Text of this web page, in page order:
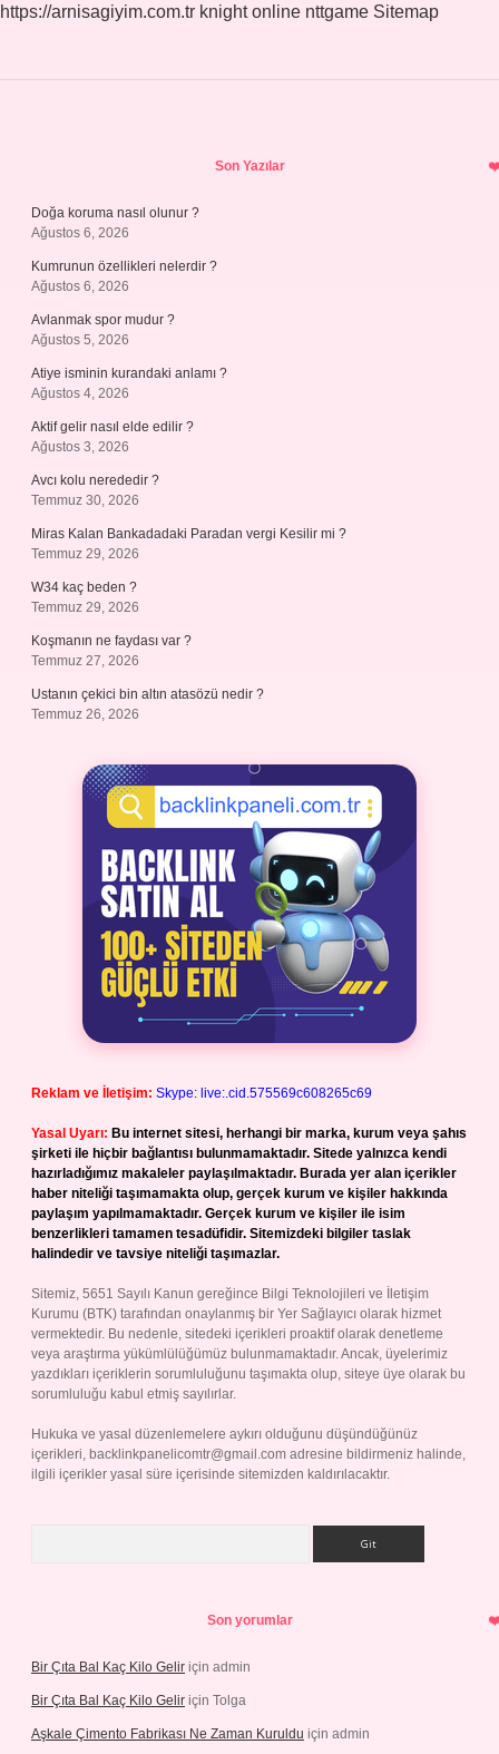
https://arnisagiyim.com.tr knight online nttgame Sitemap
Son Yazılar
Doğa koruma nasıl olunur ?
Ağustos 6, 2026
Kumrunun özellikleri nelerdir ?
Ağustos 6, 2026
Avlanmak spor mudur ?
Ağustos 5, 2026
Atiye isminin kurandaki anlamı ?
Ağustos 4, 2026
Aktif gelir nasıl elde edilir ?
Ağustos 3, 2026
Avcı kolu nerededir ?
Temmuz 30, 2026
Miras Kalan Bankadadaki Paradan vergi Kesilir mi ?
Temmuz 29, 2026
W34 kaç beden ?
Temmuz 29, 2026
Koşmanın ne faydası var ?
Temmuz 27, 2026
Ustanın çekici bin altın atasözü nedir ?
Temmuz 26, 2026
Reklam ve İletişim: Skype: live:.cid.575569c608265c69
Yasal Uyarı: Bu internet sitesi, herhangi bir marka, kurum veya şahıs
şirketi ile hiçbir bağlantısı bulunmamaktadır. Sitede yalnızca kendi
hazırladığımız makaleler paylaşılmaktadır. Burada yer alan içerikler
haber niteliği taşımamakta olup, gerçek kurum ve kişiler hakkında
paylaşım yapılmamaktadır. Gerçek kurum ve kişiler ile isim
benzerlikleri tamamen tesadüfidir. Sitemizdeki bilgiler taslak
halindedir ve tavsiye niteliği taşımazlar.
Sitemiz, 5651 Sayılı Kanun gereğince Bilgi Teknolojileri ve İletişim
Kurumu (BTK) tarafından onaylanmış bir Yer Sağlayıcı olarak hizmet
vermektedir. Bu nedenle, sitedeki içerikleri proaktif olarak denetleme
veya araştırma yükümlülüğümüz bulunmamaktadır. Ancak, üyelerimiz
yazdıkları içeriklerin sorumluluğunu taşımakta olup, siteye üye olarak bu
sorumluluğu kabul etmiş sayılırlar.
Hukuka ve yasal düzenlemelere aykırı olduğunu düşündüğünüz
içerikleri, backlinkpanelicomtr@gmail.com adresine bildirmeniz halinde,
ilgili içerikler yasal süre içerisinde sitemizden kaldırılacaktır.
Son yorumlar
Bir Çıta Bal Kaç Kilo Gelir için admin
Bir Çıta Bal Kaç Kilo Gelir için Tolga
Aşkale Çimento Fabrikası Ne Zaman Kuruldu için admin